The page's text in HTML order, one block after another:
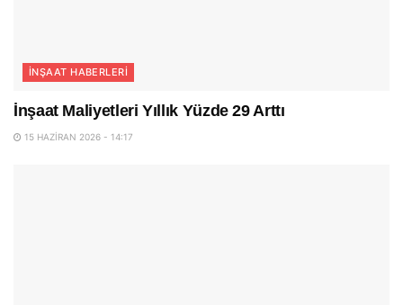
İNŞAAT HABERLERI
İnşaat Maliyetleri Yıllık Yüzde 29 Arttı
15 HAZIRAN 2026 - 14:17